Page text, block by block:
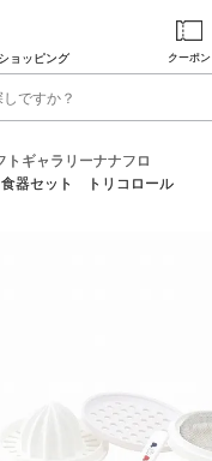
ョッピング クーポン
トギャラリーナナフロ
食器セット トリコロール